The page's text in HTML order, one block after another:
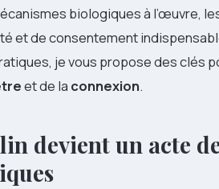
biologiques à l’œuvre,
et de consentement
je vous propose des clés
et de la connexion.
devient un acte